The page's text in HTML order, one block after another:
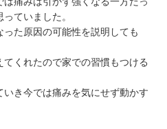
ていました。
た原因の可能性を説明しても
くれたので家での習慣もつける
き今では痛みを気にせず動かす